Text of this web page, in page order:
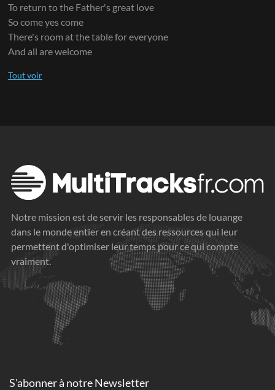
To return to the Father's great love
So come yes come
There's room at the table for everyone
And all are welcome
Notre mission est de servir les responsables de louange
dans le monde entier en créant des ressources qui leur
permettent d'optimiser leur temps pour ce qui compte
vraiment.
S'abonner à notre Newsletter